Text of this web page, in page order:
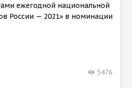
ежегодной национальной
России — 2021» в номинации
5476